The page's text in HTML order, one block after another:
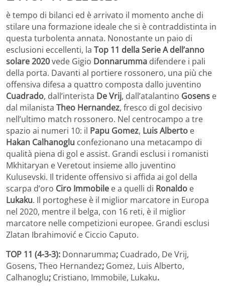
è tempo di bilanci ed è arrivato il momento anche di
stilare una formazione ideale che si è contraddistinta in
questa turbolenta annata. Nonostante un paio di
esclusioni eccellenti, la Top 11 della Serie A dell’anno
solare 2020vede Gigio Donnarumma difendere i pali
della porta. Davanti al portiere rossonero, una più che
offensiva difesa a quattro composta dallo juventino
Cuadrado, dall’interista De Vrij, dall’atalantino Gosens e
dal milanista Theo Hernandez, fresco di gol decisivo
nell’ultimo match rossonero. Nel centrocampo a tre
spazio ai numeri 10: il Papu Gomez, Luis Alberto e
Hakan Calhanoglu confezionano una metacampo di
qualità piena di gol e assist. Grandi esclusi i romanisti
Mkhitaryan e Veretout insieme allo juventino
Kulusevski. Il tridente offensivo si affida ai gol della
scarpa d’oro Ciro Immobile e a quelli di Ronaldo e
Lukaku. Il portoghese è il miglior marcatore in Europa
nel 2020, mentre il belga, con 16 reti, è il miglior
marcatore nelle competizioni europee. Grandi esclusi
Zlatan Ibrahimović e Ciccio Caputo.
TOP 11 (4-3-3): Donnarumma; Cuadrado, De Vrij,
Gosens, Theo Hernandez; Gomez, Luis Alberto,
Calhanoglu; Cristiano, Immobile, Lukaku.